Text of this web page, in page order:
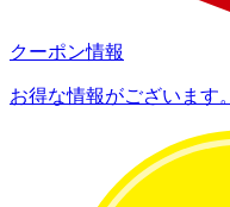
クーポン情報
お得な情報がございます。